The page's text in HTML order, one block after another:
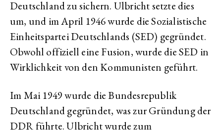
Deutschland zu sichern. Ulbricht setzte dies
um, und im April 1946 wurde die Sozialistische
Einheitspartei Deutschlands (SED) gegründet.
Obwohl offiziell eine Fusion, wurde die SED in
Wirklichkeit von den Kommunisten geführt.
Im Mai 1949 wurde die Bundesrepublik
Deutschland gegründet, was zur Gründung der
DDR führte. Ulbricht wurde zum